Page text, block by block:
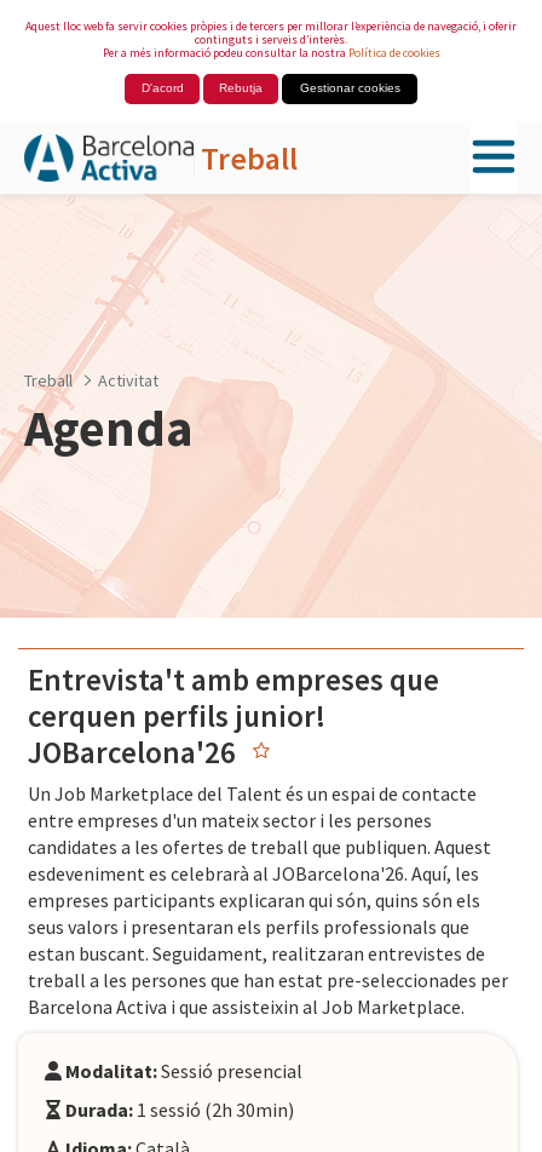
Aquest lloc web fa servir cookies pròpies i de tercers per millorar l’experiència de navegació, i oferir
continguts i serveis d’interès.
Per a més informació podeu consultar la nostra Política de cookies
D'acord Rebutja Gestionar cookies
Treball
Salta al contingut principal
Treball Activitat
Agenda
Entrevista't amb empreses que
cerquen perfils junior!
JOBarcelona'26
Un Job Marketplace del Talent és un espai de contacte
entre empreses d'un mateix sector i les persones
candidates a les ofertes de treball que publiquen. Aquest
esdeveniment es celebrarà al JOBarcelona'26. Aquí, les
empreses participants explicaran qui són, quins són els
seus valors i presentaran els perfils professionals que
estan buscant. Seguidament, realitzaran entrevistes de
treball a les persones que han estat pre-seleccionades per
Barcelona Activa i que assisteixin al Job Marketplace.
Modalitat:Sessió presencial
Durada: 1 sessió (2h 30min)